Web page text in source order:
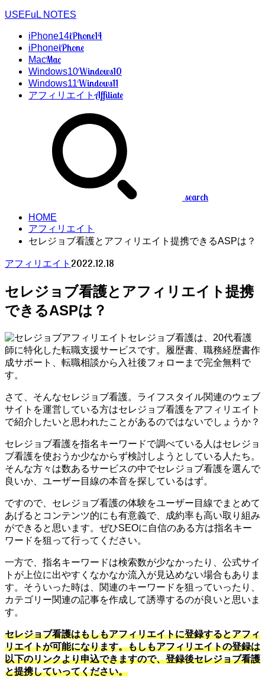
USEFuL NOTES
iPhone14iPhone14
iPhoneiPhone
MacMac
Windows10Windows10
Windows11Windows11
アフィリエイトAffiliate
search
HOME
アフィリエイト
セレジョブ看護とアフィリエイト提携できるASPは？
アフィリエイト 2022.12.18
セレジョブ看護とアフィリエイト提携
できるASPは？
セレジョブ看護は、20代看護
師に特化した転職支援サービスです。履歴書、職務経歴書作
成サポート、転職相談から入社後フォローまで完全無料で
す。
さて、そんなセレジョブ看護。ライフスタイル関連のウェブ
サイトを運営している方はセレジョブ看護をアフィリエイト
で紹介したいと思われたことがあるのではないでしょうか？
セレジョブ看護を指名キーワードで調べている人はセレジョ
ブ看護を使おうか少なからず検討しようとしている人たち。
そんな方々は数あるサービスの中でセレジョブ看護を選んで
良いか、ユーザー目線の本音を探しているはず。
ですので、セレジョブ看護の体験をユーザー目線でまとめて
あげるとコンテンツ的にも有意義で、成約率も高い取り組み
ができると思います。ぜひSEOに自信のある方は指名キー
ワードを狙って行ってください。
一方で、指名キーワードは検索数が少なかったり、公式サイ
トが上位に出やすくなかなか流入が見込めない場合もありま
す。そういった時は、関連のキーワードを狙っていったり、
カテゴリー関連の記事を作成して誘導するのが良いと思いま
す。
セレジョブ看護はもしもアフィリエイトに登録するとアフィ
リエイトが可能になります。もしもアフィリエイトの登録は
以下のリンクより申込できますので、登録後セレジョブ看護
と提携していってください。